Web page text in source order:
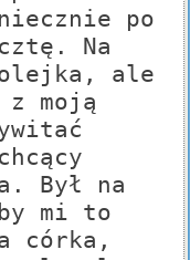
po
Na
ale
z moją
Był na
mi to
córka,